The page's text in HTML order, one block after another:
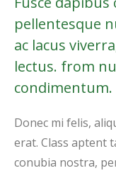
pellentesque
ac lacus
lectus. from
condimentum.
Donec mi felis,
erat. Class aptent
conubia nostra,